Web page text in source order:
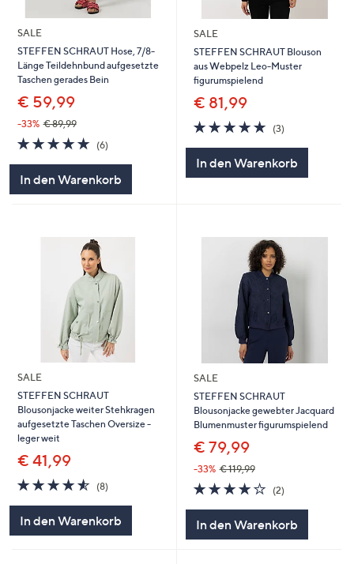
SALE
STEFFEN SCHRAUT Hose, 7/8-
Länge Teildehnbund aufgesetzte
Taschen gerades Bein
€ 59,99
-33% € 89,99
5.0
von
(6)6
In den Warenkorb
SALE
STEFFEN SCHRAUT Blouson
aus Webpelz Leo-Muster
figurumspielend
€ 81,99
4.7
von
(3)3
In den Warenkorb
SALE
STEFFEN SCHRAUT
Blousonjacke weiter Stehkragen
aufgesetzte Taschen Oversize -
leger weit
€ 41,99
4.5
von
(8)8
In den Warenkorb
SALE
STEFFEN SCHRAUT
Blousonjacke gewebter Jacquard
Blumenmuster figurumspielend
€ 79,99
-33% € 119,99
4.0
von
(2)2
In den Warenkorb